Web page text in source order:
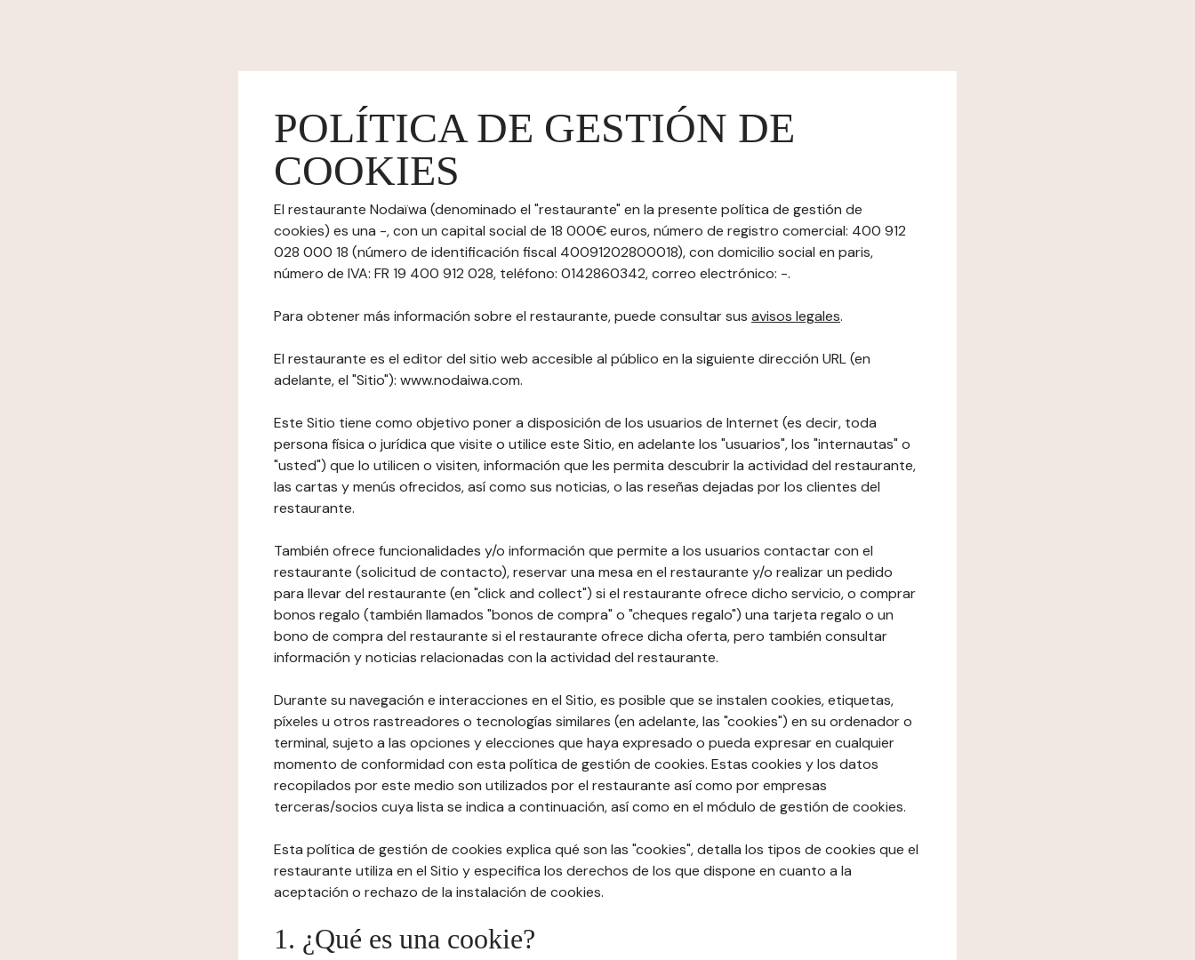
POLÍTICA DE GESTIÓN DE
COOKIES
El restaurante Nodaïwa (denominado el "restaurante" en la presente política de gestión de
cookies) es una -, con un capital social de 18 000€ euros, número de registro comercial: 400 912
028 000 18 (número de identificación fiscal 40091202800018), con domicilio social en paris,
número de IVA: FR 19 400 912 028, teléfono: 0142860342, correo electrónico: -.
Para obtener más información sobre el restaurante, puede consultar sus avisos legales.
El restaurante es el editor del sitio web accesible al público en la siguiente dirección URL (en
adelante, el "Sitio"): www.nodaiwa.com.
Este Sitio tiene como objetivo poner a disposición de los usuarios de Internet (es decir, toda
persona física o jurídica que visite o utilice este Sitio, en adelante los "usuarios", los "internautas" o
"usted") que lo utilicen o visiten, información que les permita descubrir la actividad del restaurante,
las cartas y menús ofrecidos, así como sus noticias, o las reseñas dejadas por los clientes del
restaurante.
También ofrece funcionalidades y/o información que permite a los usuarios contactar con el
restaurante (solicitud de contacto), reservar una mesa en el restaurante y/o realizar un pedido
para llevar del restaurante (en "click and collect") si el restaurante ofrece dicho servicio, o comprar
bonos regalo (también llamados "bonos de compra" o "cheques regalo") una tarjeta regalo o un
bono de compra del restaurante si el restaurante ofrece dicha oferta, pero también consultar
información y noticias relacionadas con la actividad del restaurante.
Durante su navegación e interacciones en el Sitio, es posible que se instalen cookies, etiquetas,
píxeles u otros rastreadores o tecnologías similares (en adelante, las "cookies") en su ordenador o
terminal, sujeto a las opciones y elecciones que haya expresado o pueda expresar en cualquier
momento de conformidad con esta política de gestión de cookies. Estas cookies y los datos
recopilados por este medio son utilizados por el restaurante así como por empresas
terceras/socios cuya lista se indica a continuación, así como en el módulo de gestión de cookies.
Esta política de gestión de cookies explica qué son las "cookies", detalla los tipos de cookies que el
restaurante utiliza en el Sitio y especifica los derechos de los que dispone en cuanto a la
aceptación o rechazo de la instalación de cookies.
1. ¿Qué es una cookie?